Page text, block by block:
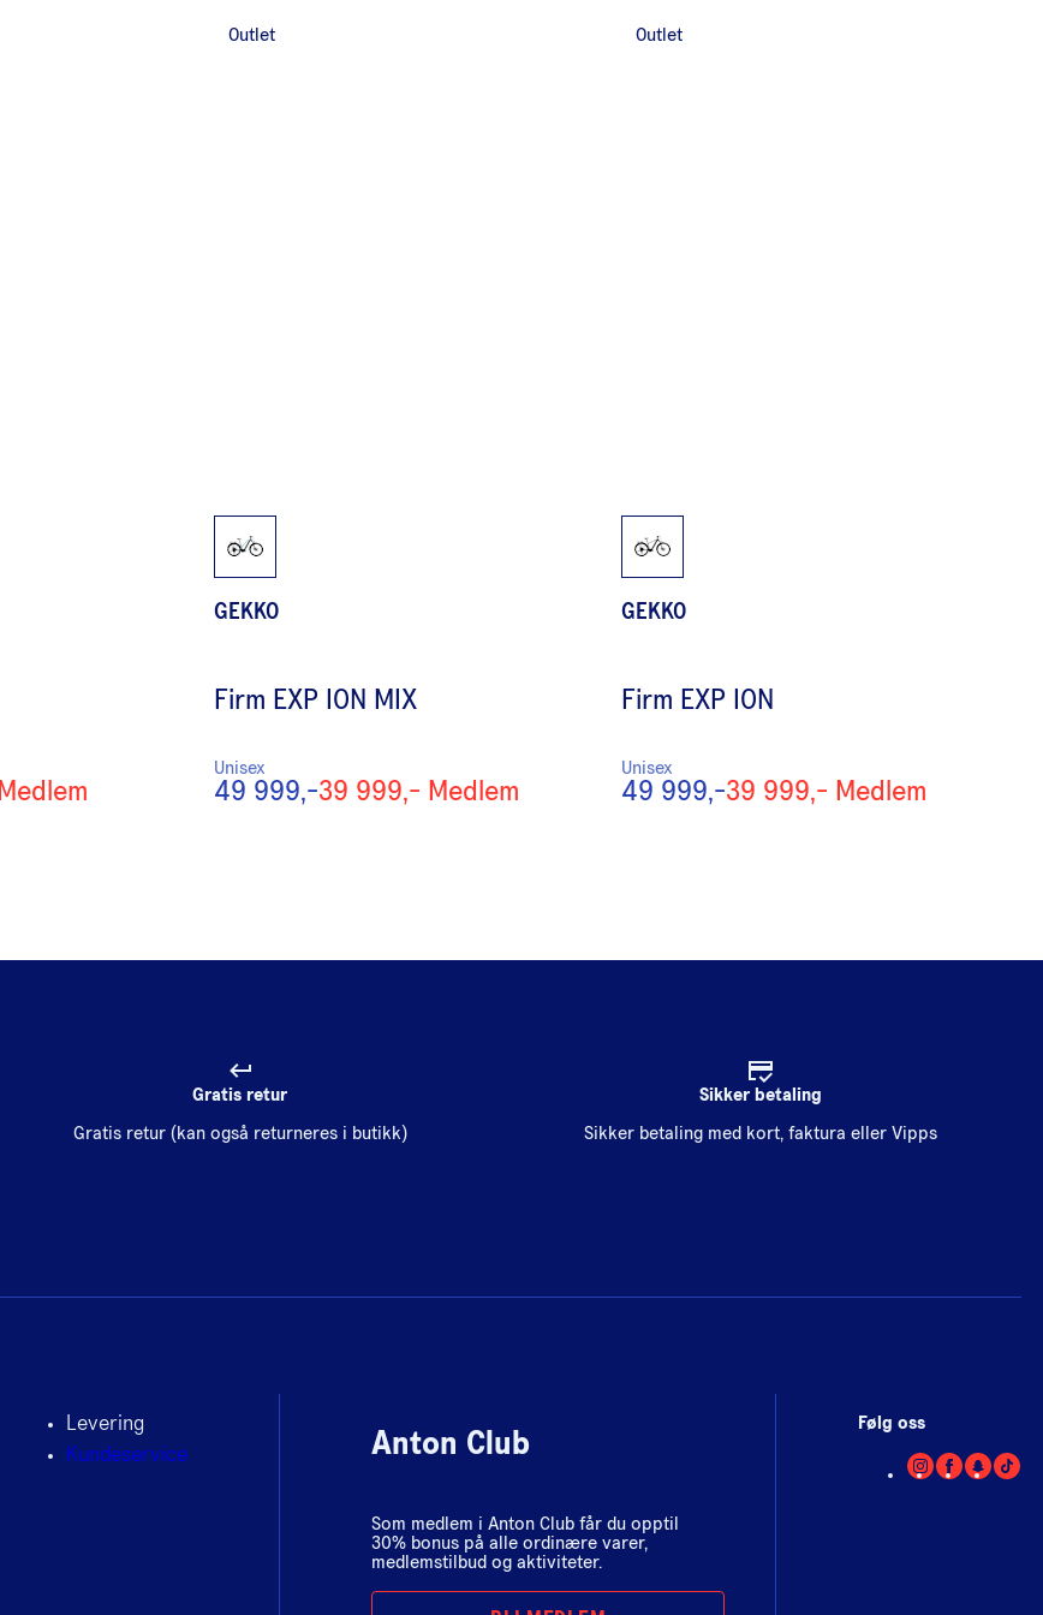
Medlem
Outlet
GEKKO
Firm EXP ION MIX
Unisex
49 999,-39 999,- Medlem
Outlet
GEKKO
Firm EXP ION
Unisex
49 999,-39 999,- Medlem
Gratis retur
Gratis retur (kan også returneres i butikk)
Sikker betaling
Sikker betaling med kort, faktura eller Vipps
Levering
Kundeservice
Anton Club
Som medlem i Anton Club får du opptil
30% bonus på alle ordinære varer,
medlemstilbud og aktiviteter.
Følg oss